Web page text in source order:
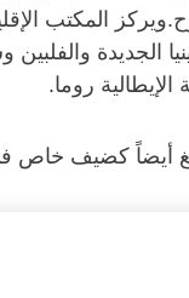
المكتب
روما.
أيضاً كضيف خاص في